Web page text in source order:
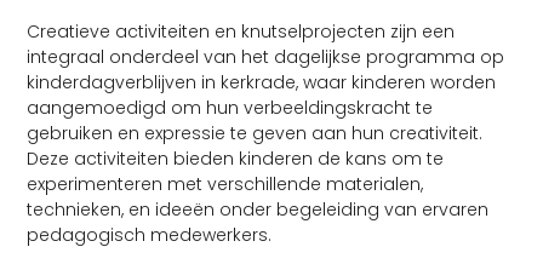
Creatieve activiteiten en knutselprojecten zijn een
integraal onderdeel van het dagelijkse programma op
kinderdagverblijven in kerkrade, waar kinderen worden
aangemoedigd om hun verbeeldingskracht te
gebruiken en expressie te geven aan hun creativiteit.
Deze activiteiten bieden kinderen de kans om te
experimenteren met verschillende materialen,
technieken, en ideeën onder begeleiding van ervaren
pedagogisch medewerkers.